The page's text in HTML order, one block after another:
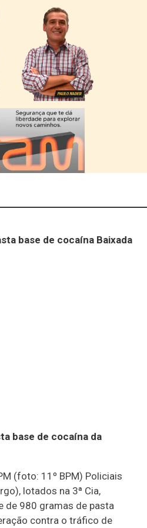
base de cocaína Baixada
base de cocaína da
(foto: 11º BPM) Policiais
lotados na 3ª Cia,
de 980 gramas de pasta
contra o tráfico de